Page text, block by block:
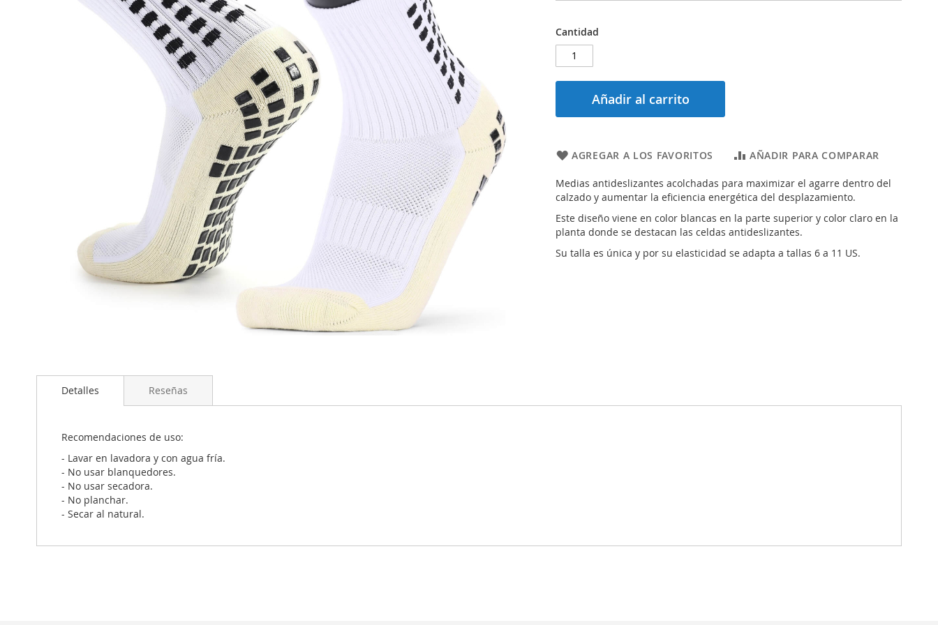
Cantidad
Añadir al carrito
AGREGAR A LOS FAVORITOS AÑADIR PARA COMPARAR
Medias antideslizantes acolchadas para maximizar el agarre dentro del
calzado y aumentar la eficiencia energética del desplazamiento.
Este diseño viene en color blancas en la parte superior y color claro en la
planta donde se destacan las celdas antideslizantes.
Su talla es única y por su elasticidad se adapta a tallas 6 a 11 US.
al
comienzo
galería
imágenes
Detalles
Recomendaciones de uso:
- Lavar en lavadora y con agua fría.
- No usar blanquedores.
- No usar secadora.
- No planchar.
- Secar al natural.
Reseñas